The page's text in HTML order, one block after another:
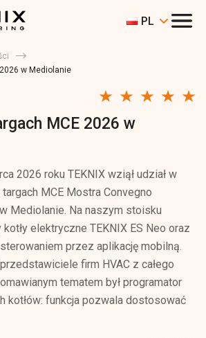
PL
w Mediolanie
MCE 2026 w
2026 roku TEKNIX wziął udział w
MCE Mostra Convegno
Mediolanie. Na naszym stoisku
elektryczne TEKNIX ES Neo oraz
przez aplikację mobilną.
firm HVAC z całego
tematem był programator
kotłów: funkcja pozwala dostosować